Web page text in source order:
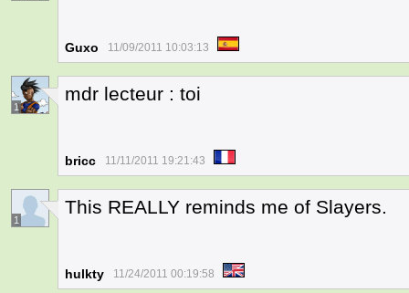
Guxo 11/09/2011 10:03:13
1
mdr lecteur : toi
bricc 11/11/2011 19:21:43
1
This REALLY reminds me of Slayers.
hulkty 11/24/2011 00:19:58